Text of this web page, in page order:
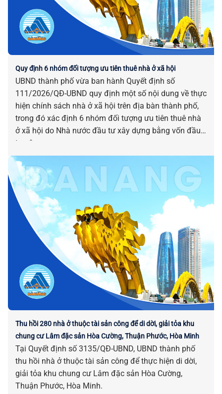
Quy định 6 nhóm đối tượng ưu tiên thuê nhà ở xã hội
UBND thành phố vừa ban hành Quyết định số
111/2026/QĐ-UBND quy định một số nội dung về thực
hiện chính sách nhà ở xã hội trên địa bàn thành phố,
trong đó xác định 6 nhóm đối tượng ưu tiên thuê nhà
ở xã hội do Nhà nước đầu tư xây dựng bằng vốn đầu
tư công.
Thu hồi 280 nhà ở thuộc tài sản công để di dời, giải tỏa khu
chung cư Lâm đặc sản Hòa Cường, Thuận Phước, Hòa Minh
Tại Quyết định số 3135/QĐ-UBND, UBND thành phố
thu hồi nhà ở thuộc tài sản công để thực hiện di dời,
giải tỏa khu chung cư Lâm đặc sản Hòa Cường,
Thuận Phước, Hòa Minh.